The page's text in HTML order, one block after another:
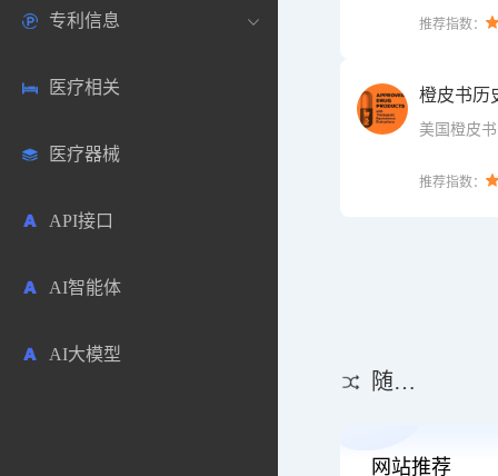
生物数据库
药品市场信息
合成化工
药物分析
毒性数据库
原辅料包材
欧洲
日本
其他各国
医药论坛
药研咨询
医药科普
学术搜索
SciHub文献
文献下载
文献管理
专利信息
各国专利局官方查询
医药专利
商业专利数据库
免费专利库
医疗相关
医疗器械
API接口
AI智能体
AI大模型
百科全书
推荐指数：
橙皮书历
美国橙皮
推荐指数：
随机推荐
网站推荐